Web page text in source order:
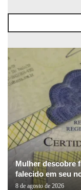
Mulher descobre
falecido em seu
8 de agosto de 2026